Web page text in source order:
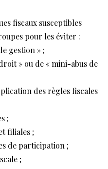
fiscaux susceptibles
pour les éviter :
gestion » ;
» ou de « mini-abus de
des règles fiscales
;
filiales ;
de participation ;
;